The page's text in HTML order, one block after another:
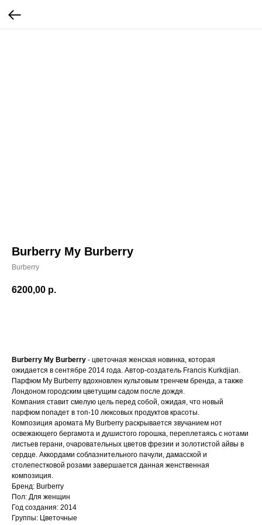
Burberry My Burberry
Burberry
6200,00 р.
Burberry My Burberry - цветочная женская новинка, которая
ожидается в сентябре 2014 года. Автор-создатель Francis Kurkdjian.
Парфюм My Burberry вдохновлен культовым тренчем бренда, а также
Лондоном городским цветущим садом после дождя.
Компания ставит смелую цель перед собой, ожидая, что новый
парфюм попадет в топ-10 люксовых продуктов красоты.
Композиция аромата My Burberry раскрывается звучанием нот
освежающего бергамота и душистого горошка, переплетаясь с нотами
листьев герани, очаровательных цветов фрезии и золотистой айвы в
сердце. Аккордами соблазнительного пачули, дамасской и
столепестковой розами завершается данная женственная
композиция.
Бренд: Burberry
Пол: Для женщин
Год создания: 2014
Группы: Цветочные